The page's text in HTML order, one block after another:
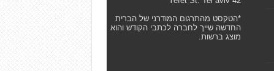
*הטקסט מהתרגום המודרני של הברית
החדשה שייך לחברה לכתבי הקודש והוא
מוצג ברשות.